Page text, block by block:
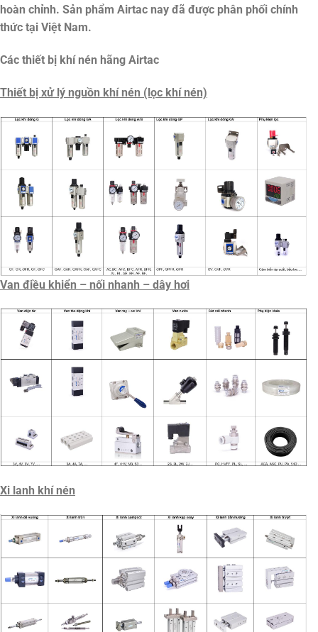
hoàn chỉnh. Sản phẩm Airtac nay đã được phân phối chính
thức tại Việt Nam.
Các thiết bị khí nén hãng Airtac
Thiết bị xử lý nguồn khí nén (lọc khí nén)
Van điều khiển – nối nhanh – dây hơi
Xi lanh khí nén